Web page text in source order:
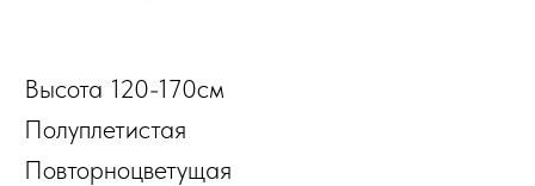
Высота 120-170см
Полуплетистая
Повторноцветущая